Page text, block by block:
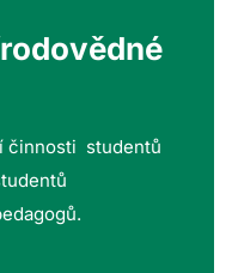
činnosti studentů